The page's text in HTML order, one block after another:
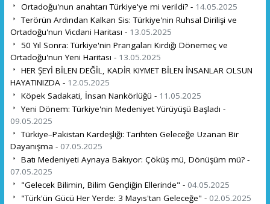
Ortadoğu'nun anahtarı Türkiye'ye mi verildi? - 14.05.2025
Terörün Ardından Kalkan Sis: Türkiye'nin Ruhsal Dirilişi ve
Ortadoğu'nun Vicdani Haritası - 13.05.2025
50 Yıl Sonra: Türkiye'nin Prangaları Kırdığı Dönemeç ve
Ortadoğu'nun Yeni Haritası - 13.05.2025
HER ŞEYİ BİLEN DEĞİL, KADİR KIYMET BİLEN İNSANLAR OLSUN
HAYATINIZDA - 12.05.2025
Köpek Sadakati, İnsan Nankörlüğü - 11.05.2025
Yeni Dönem: Türkiye'nin Medeniyet Yürüyüşü Başladı -
09.05.2025
Türkiye–Pakistan Kardeşliği: Tarihten Geleceğe Uzanan Bir
Dayanışma - 07.05.2025
Batı Medeniyeti Aynaya Bakıyor: Çöküş mü, Dönüşüm mü? -
07.05.2025
"Gelecek Bilimin, Bilim Gençliğin Ellerinde" - 04.05.2025
"Türk'ün Gücü Her Yerde: 3 Mayıs'tan Geleceğe" - 02.05.2025